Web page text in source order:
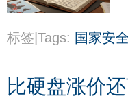
标签|Tags: 国家安全
比硬盘涨价